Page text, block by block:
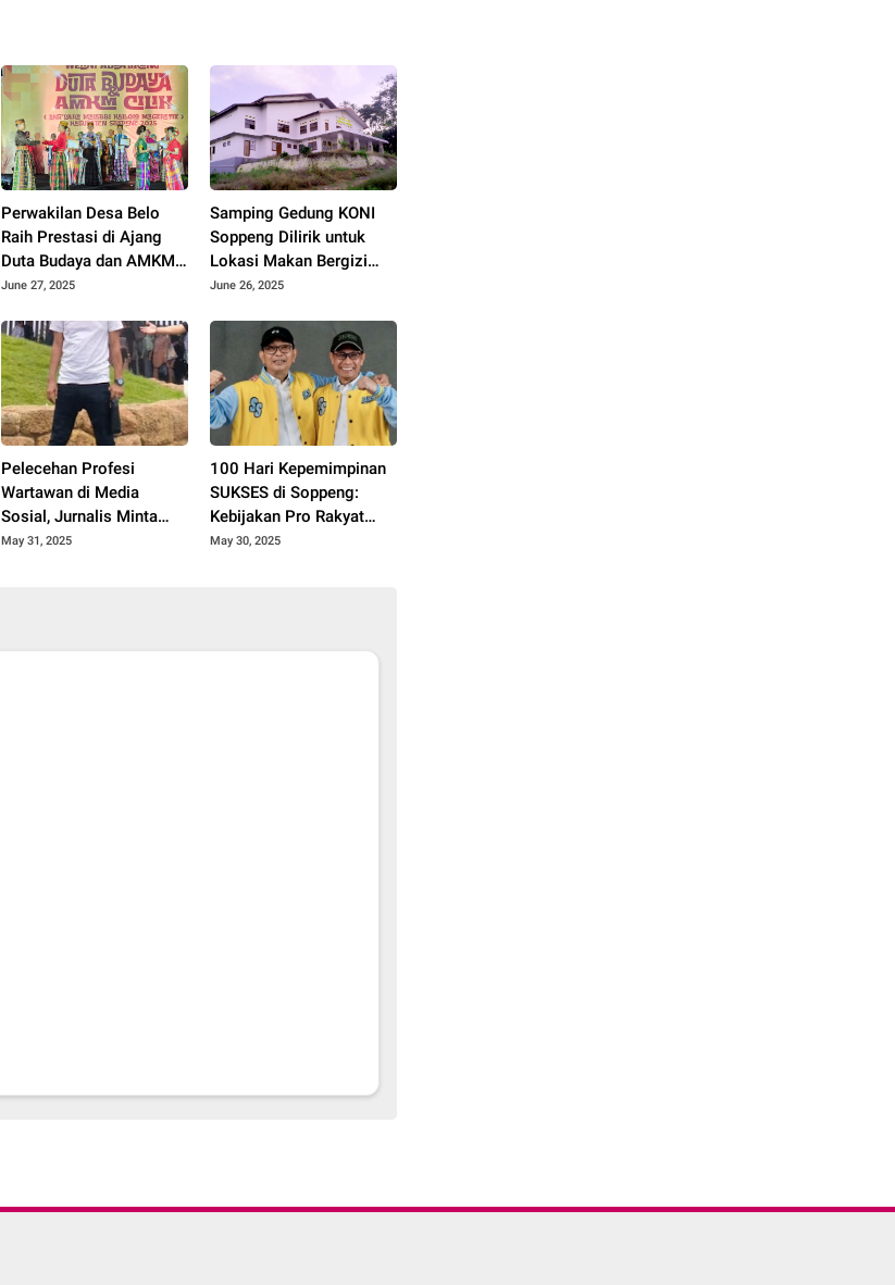
Perwakilan Desa Belo
Raih Prestasi di Ajang
Duta Budaya dan AMKM
Cilik Kabupaten Soppeng
June 27, 2025
Samping Gedung KONI
Soppeng Dilirik untuk
Lokasi Makan Bergizi
Gratis
June 26, 2025
Pelecehan Profesi
Wartawan di Media
Sosial, Jurnalis Minta
Proses Hukum
May 31, 2025
100 Hari Kepemimpinan
SUKSES di Soppeng:
Kebijakan Pro Rakyat
Digenjot
May 30, 2025